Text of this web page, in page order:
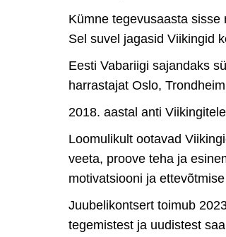
Kümne tegevusaasta
Sel suvel jagasid Viikingid
Eesti Vabariigi sajandaks
harrastajat Oslo,
2018. aastal anti
Loomulikult ootavad
veeta, proove teha ja
motivatsiooni ja
Juubelikontsert toimub
tegemistest ja uudistest